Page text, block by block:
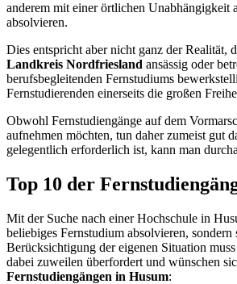
anderem mit einer örtlichen Unabhängigkeit
absolvieren.
Dies entspricht aber nicht ganz der Realität,
Landkreis Nordfriesland ansässig oder
berufsbegleitenden Fernstudiums
Fernstudierenden einerseits die großen
Obwohl Fernstudiengänge auf dem
aufnehmen möchten, tun daher zumeist gut
gelegentlich erforderlich ist, kann man
Top 10 der
Mit der Suche nach einer Hochschule in
beliebiges Fernstudium absolvieren,
Berücksichtigung der eigenen Situation
dabei zuweilen überfordert und wünschen
Fernstudiengängen in Husum: